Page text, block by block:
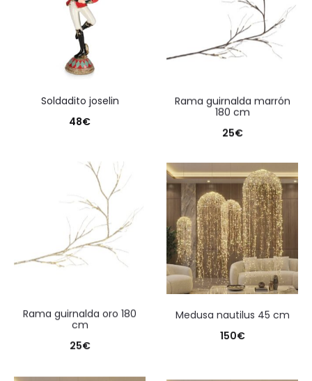
soldadito joselin
48€
rama guirnalda marrón
180 cm
25€
rama guirnalda oro 180
cm
25€
medusa nautilus 45 cm
150€